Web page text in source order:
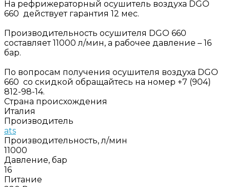
На рефрижераторный осушитель воздуха DGO
660 действует гарантия 12 мес.
Производительность осушителя DGO 660
составляет 11000 л/мин, а рабочее давление – 16
бар.
По вопросам получения осушителя воздуха DGO
660 со скидкой обращайтесь на номер +7 (904)
812-98-14.
Страна происхождения
Италия
Производитель
ats
Производительность, л/мин
11000
Давление, бар
16
Питание